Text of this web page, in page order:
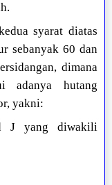
syarat diatas
sebanyak 60 dan
dimana
adanya hutang
yakni:
J yang diwakili